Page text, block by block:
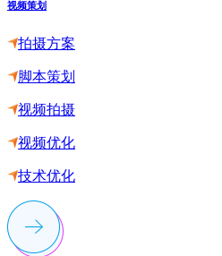
视频策划
拍摄方案
脚本策划
视频拍摄
视频优化
技术优化